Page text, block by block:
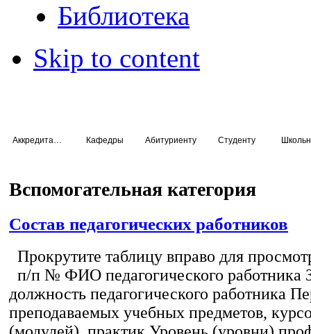
Библиотека
Skip to content
Кафедры Абитуриенту Студенту
Вспомогательная категория
Состав педагогических работников
Прокрутите таблицу вправо для
п/п № ФИО педагогического работника
должность педагогического работника
преподаваемых учебных предметов,